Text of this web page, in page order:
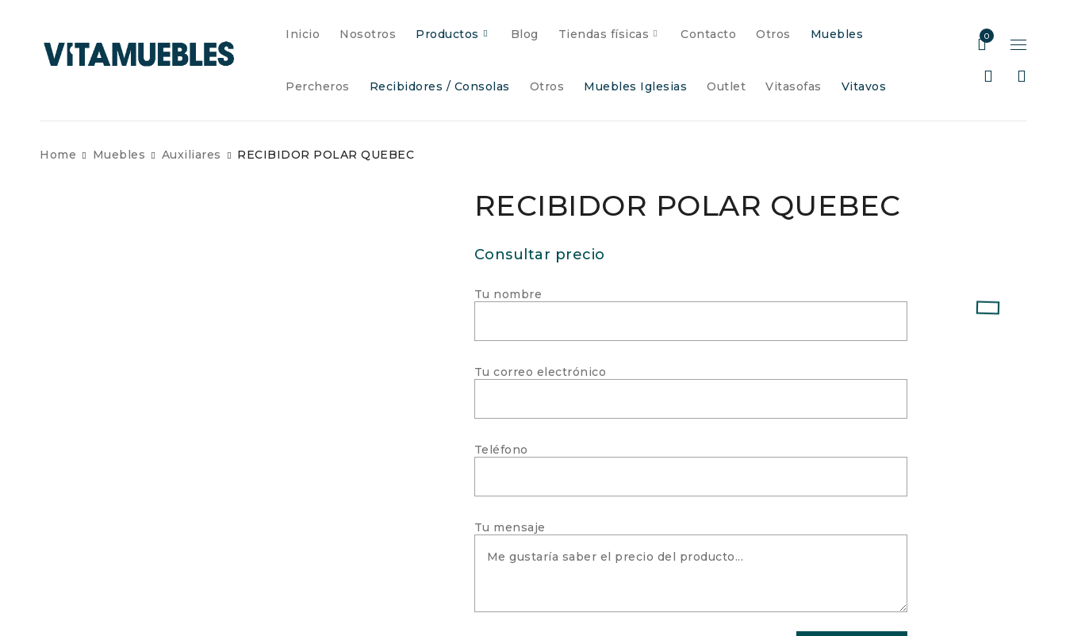
Inicio Nosotros Productos Blog Tiendas físicas Contacto Otros Muebles
Percheros Recibidores / Consolas Otros Muebles Iglesias Outlet Vitasofas Vitavos
0
Home Muebles Auxiliares RECIBIDOR POLAR QUEBEC
RECIBIDOR POLAR QUEBEC
Consultar precio
Tu nombre
Tu correo electrónico
Teléfono
Tu mensaje